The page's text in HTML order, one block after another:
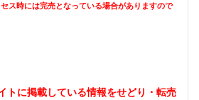
ス時には完売となっている場合がありますので
トに掲載している情報をせどり・転売